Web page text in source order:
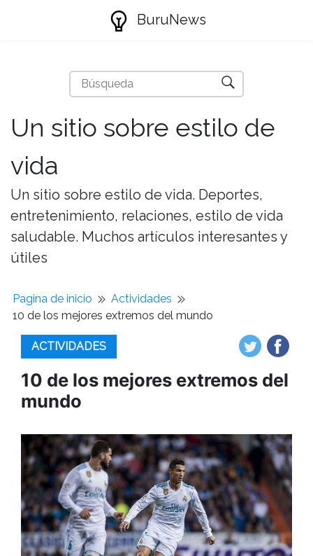
BuruNews
Un sitio sobre estilo de
vida
Un sitio sobre estilo de vida. Deportes,
entretenimiento, relaciones, estilo de vida
saludable. Muchos artículos interesantes y
útiles
Pagina de inicio
Actividades
10 de los mejores extremos del mundo
ACTIVIDADES
10 de los mejores extremos del
mundo